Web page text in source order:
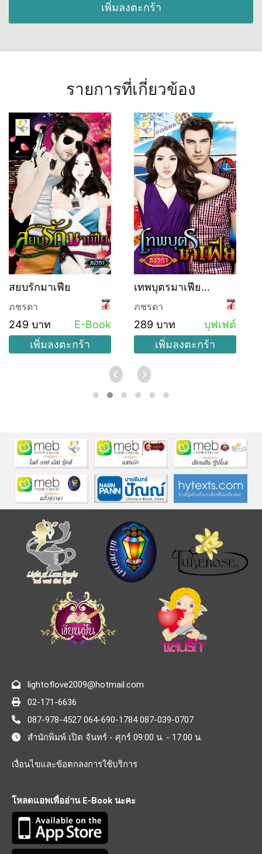
เพิ่มลงตะกร้า
รายการที่เกี่ยวข้อง
สยบรักมาเฟีย
ภชรดา
249 บาท
E-Book
เพิ่มลงตะกร้า
เทพบุตรมาเฟีย
(บุฟเฟ่ต์)
ภชรดา
289 บาท
บุฟเฟต์
เพิ่มลงตะกร้า
lightoflove2009@hotmail.com
02-171-6636
087-978-4527 064-690-1784 087-039-0707
สำนักพิมพ์ เปิด จันทร์ - ศุกร์ 09:00 น. - 17:00 น.
เงื่อนไขและข้อตกลงการใช้บริการ
โหลดแอพเพื่ออ่าน E-Book นะคะ